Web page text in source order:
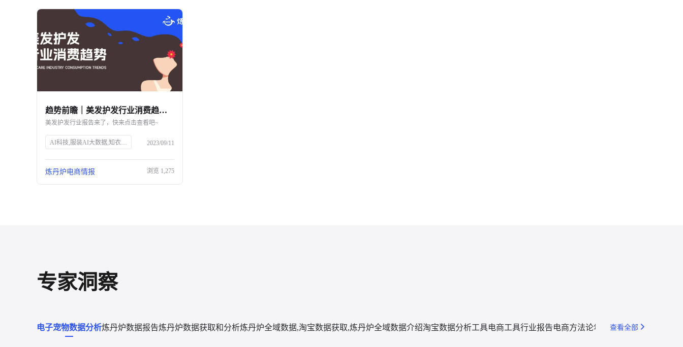
趋势前瞻｜美发护发行业消费趋势报告
美发护发行业报告来了，快来点击查看吧~
AI科技,服装AI大数据,知衣科技,头皮护理,防脱生发,美发护发行业,消费趋势,高端头皮精油,洗发水功效,消费者安全,中草药防脱,丰盈蓬松,免洗喷雾,Spes诗裴丝 2023/09/11
炼丹炉电商情报 浏览 1,275
专家洞察
电子宠物数据分析炼丹炉数据报告炼丹炉数据获取和分析炼丹炉全域数据,淘宝数据获取,炼丹炉全域数据介绍淘宝数据分析工具电商工具行业报告电商方法论年度回顾
查看全部